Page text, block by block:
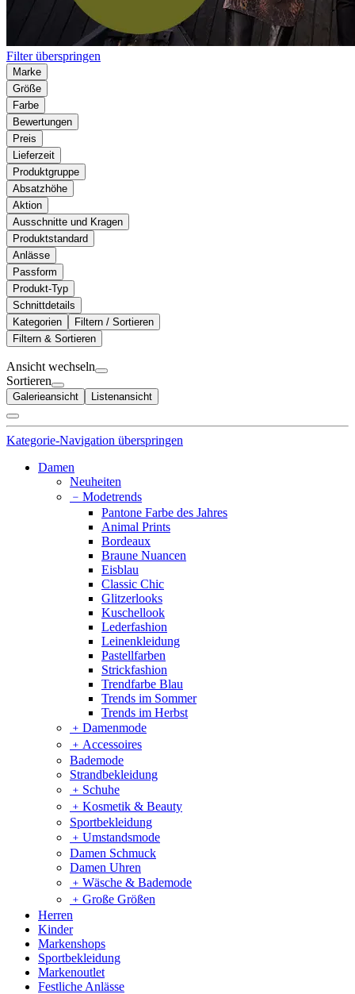
Filter überspringen
Marke
Größe
Farbe
Bewertungen
Preis
Lieferzeit
Produktgruppe
Absatzhöhe
Aktion
Ausschnitte und Kragen
Produktstandard
Anlässe
Passform
Produkt-Typ
Schnittdetails
Kategorien
Filtern / Sortieren
Filtern & Sortieren
Ansicht wechseln
Sortieren
Galerieansicht Listenansicht
Kategorie-Navigation überspringen
Damen
Neuheiten
﹣ Modetrends
Pantone Farbe des Jahres
Animal Prints
Bordeaux
Braune Nuancen
Eisblau
Classic Chic
Glitzerlooks
Kuschellook
Lederfashion
Leinenkleidung
Pastellfarben
Strickfashion
Trendfarbe Blau
Trends im Sommer
Trends im Herbst
﹢ Damenmode
﹢ Accessoires
Bademode
Strandbekleidung
﹢ Schuhe
﹢ Kosmetik & Beauty
Sportbekleidung
﹢ Umstandsmode
Damen Schmuck
Damen Uhren
﹢ Wäsche & Bademode
﹢ Große Größen
Herren
Kinder
Markenshops
Sportbekleidung
Markenoutlet
Festliche Anlässe